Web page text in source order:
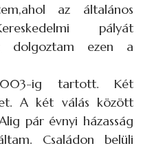
az általános
pályát
dolgoztam ezen a
2003-ig tartott. Két
A két válás között
pár évnyi házasság
Családon belüli